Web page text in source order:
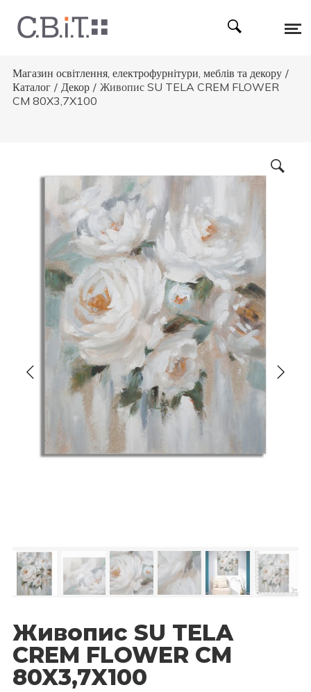
Магазин освітлення, електрофурнітури, меблів та декору /
Каталог / Декор / Живопис SU TELA CREM FLOWER
CM 80X3,7X100
Живопис SU TELA
CREM FLOWER CM
80X3,7X100